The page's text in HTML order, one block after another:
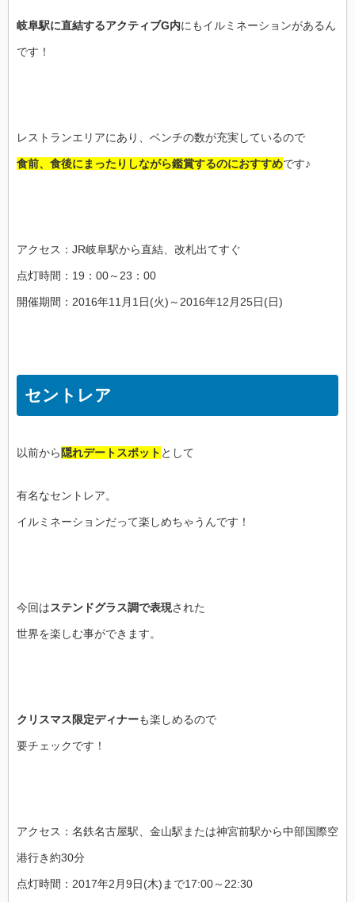
岐阜駅に直結するアクティブG内にもイルミネーションがあるん
です！
レストランエリアにあり、ベンチの数が充実しているので
食前、食後にまったりしながら鑑賞するのにおすすめです♪
アクセス：JR岐阜駅から直結、改札出てすぐ
点灯時間：19：00～23：00
開催期間：2016年11月1日(火)～2016年12月25日(日)
セントレア
以前から隠れデートスポット として
有名なセントレア。
イルミネーションだって楽しめちゃうんです！
今回はステンドグラス調で表現された
世界を楽しむ事ができます。
クリスマス限定ディナーも楽しめるので
要チェックです！
アクセス：名鉄名古屋駅、金山駅または神宮前駅から中部国際空
港行き約30分
点灯時間：2017年2月9日(木)まで17:00～22:30